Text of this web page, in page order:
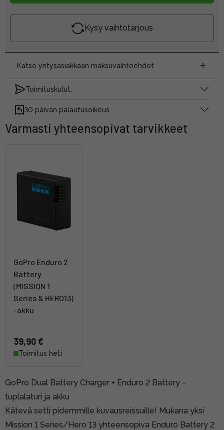
Kysy vaihtotarjous
Katso yritysasiakkaan maksuvaihtoehdot
Toimituskulut:
30 päivän palautusoikeus
Varmasti yhteensopivat tarvikkeet
GoPro Enduro 2
Battery
(MISSION 1
Series & HERO13)
-akku
39,90 €
Toimitus heti
GoPro Dual Battery Charger + Enduro 2 Battery -
tuplalaturi ja akku
Kätevä setti pidemmille kuvausreissuille! Mukana yksi
Mission 1 Series/Hero 13 yhteensopiva Enduro Battery 2